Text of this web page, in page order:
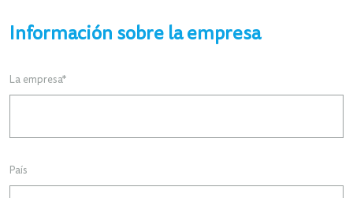
Información sobre la empresa
La empresa*
País